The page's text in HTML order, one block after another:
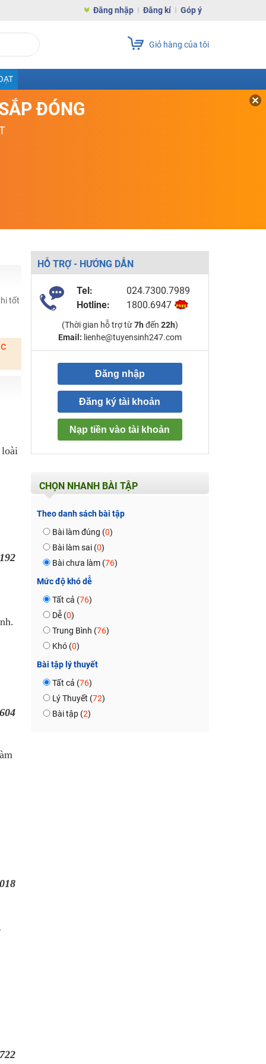
Đăng nhập Đăng kí Góp ý
Giỏ hàng của tôi
ĐÓNG
tốt
HỖ TRỢ - HƯỚNG DẪN
Tel:
024.7300.7989
Hotline:
1800.6947
(Thời gian hỗ trợ từ7h đến 22h)
Email: lienhe@tuyensinh247.com
Đăng nhập
Đăng ký tài khoản
Nạp tiền vào tài khoản
CHỌN NHANH BÀI TẬP
Theo danh sách bài tập
Bài làm đúng (0)
Bài làm sai (0)
Bài chưa làm (76)
Mức độ khó dễ
Tất cả (76)
Dễ (0)
Trung Bình (76)
Khó (0)
Bài tập lý thuyết
Tất cả (76)
Lý Thuyết (72)
Bài tập (2)